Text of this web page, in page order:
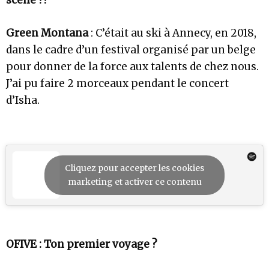
Green Montana: C’était au ski à Annecy, en 2018,
dans le cadre d’un festival organisé par un belge
pour donner de la force aux talents de chez nous.
J’ai pu faire 2 morceaux pendant le concert
d’Isha.
Cliquez pour accepter les cookies
marketing et activer ce contenu
OFIVE : Ton premier voyage ?